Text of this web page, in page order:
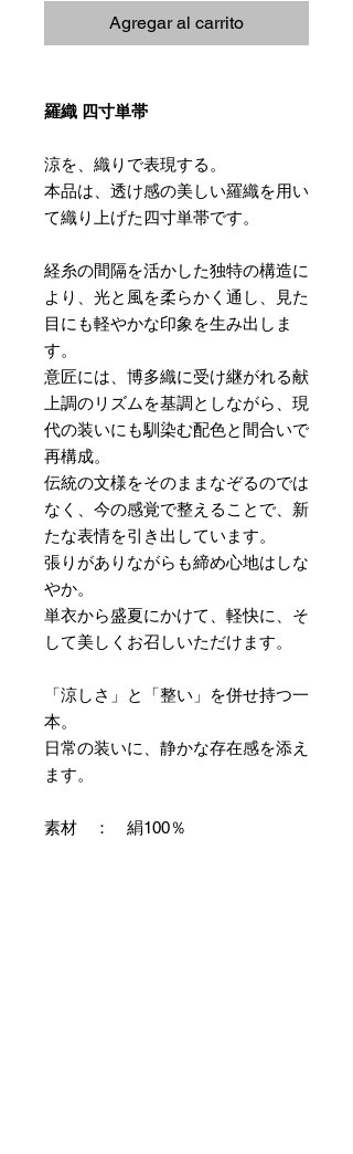
Agregar al carrito
羅織 四寸単帯
涼を、織りで表現する。
本品は、透け感の美しい羅織を用い
て織り上げた四寸単帯です。
経糸の間隔を活かした独特の構造に
より、光と風を柔らかく通し、見た
目にも軽やかな印象を生み出しま
す。
意匠には、博多織に受け継がれる献
上調のリズムを基調としながら、現
代の装いにも馴染む配色と間合いで
再構成。
伝統の文様をそのままなぞるのでは
なく、今の感覚で整えることで、新
たな表情を引き出しています。
張りがありながらも締め心地はしな
やか。
単衣から盛夏にかけて、軽快に、そ
して美しくお召しいただけます。
「涼しさ」と「整い」を併せ持つ一
本。
日常の装いに、静かな存在感を添え
ます。
素材 ： 絹100％